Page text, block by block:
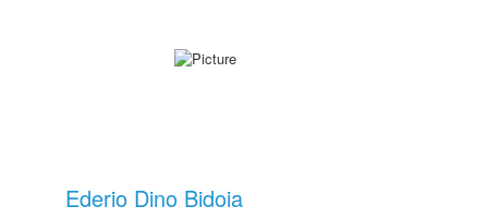
Ederio Dino Bidoia